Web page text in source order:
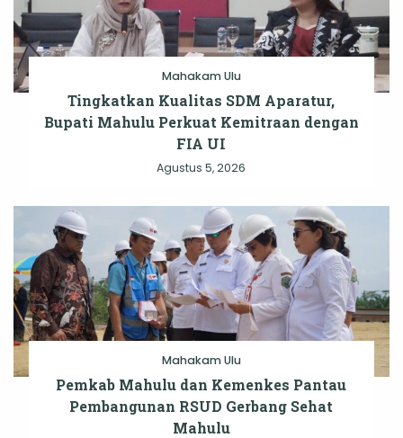
Mahakam Ulu
Tingkatkan Kualitas SDM Aparatur,
Bupati Mahulu Perkuat Kemitraan dengan
FIA UI
Agustus 5, 2026
Mahakam Ulu
Pemkab Mahulu dan Kemenkes Pantau
Pembangunan RSUD Gerbang Sehat
Mahulu